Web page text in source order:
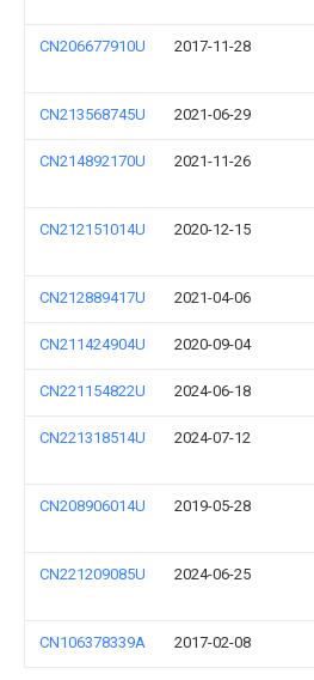
CN206677910U 2017-11-28
CN213568745U 2021-06-29
CN214892170U 2021-11-26
CN212151014U 2020-12-15
CN212889417U 2021-04-06
CN211424904U 2020-09-04
CN221154822U 2024-06-18
CN221318514U 2024-07-12
CN208906014U 2019-05-28
CN221209085U 2024-06-25
CN106378339A 2017-02-08